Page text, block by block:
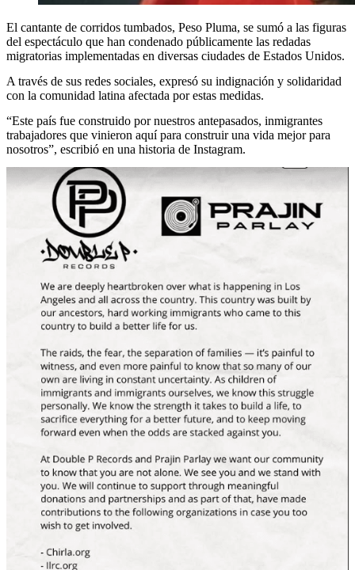
El cantante de corridos tumbados, Peso Pluma, se sumó a las figuras
del espectáculo que han condenado públicamente las redadas
migratorias implementadas en diversas ciudades de Estados Unidos.
A través de sus redes sociales, expresó su indignación y solidaridad
con la comunidad latina afectada por estas medidas.
“Este país fue construido por nuestros antepasados, inmigrantes
trabajadores que vinieron aquí para construir una vida mejor para
nosotros”, escribió en una historia de Instagram.